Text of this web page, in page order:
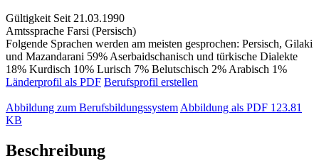
Gültigkeit Seit 21.03.1990
Amtssprache Farsi (Persisch)
Folgende Sprachen werden am meisten gesprochen: Persisch, Gilaki
und Mazandarani 59% Aserbaidschanisch und türkische Dialekte
18% Kurdisch 10% Lurisch 7% Belutschisch 2% Arabisch 1%
Länderprofil als PDF Berufsprofil erstellen
Abbildung zum Berufsbildungssystem Abbildung als PDF 123.81
KB
Beschreibung